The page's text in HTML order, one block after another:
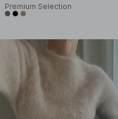
Premium Selection